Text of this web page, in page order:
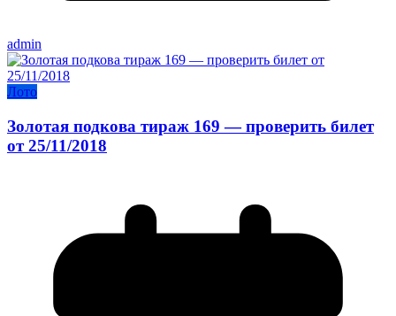
admin
Лото
Золотая подкова тираж 169 — проверить билет
от 25/11/2018